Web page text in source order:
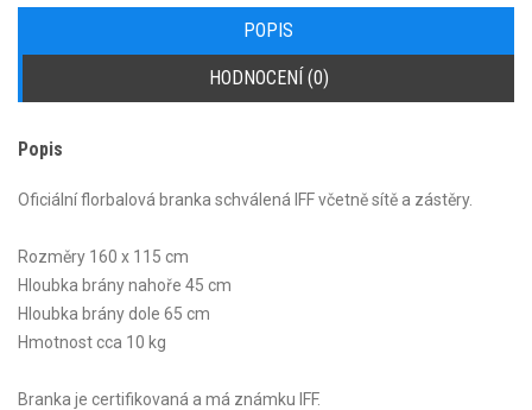
POPIS
HODNOCENÍ (0)
Popis
Oficiální florbalová branka schválená IFF včetně sítě a zástěry.
Rozměry 160 x 115 cm
Hloubka brány nahoře 45 cm
Hloubka brány dole 65 cm
Hmotnost cca 10 kg
Branka je certifikovaná a má známku IFF.